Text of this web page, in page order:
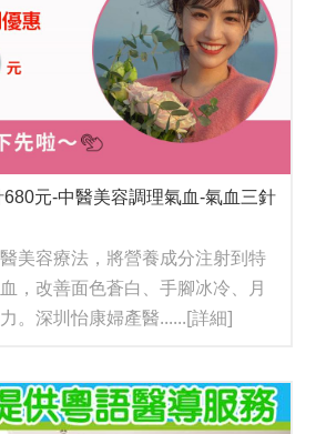
元-中醫美容調理氣血-氣血三針
美容療法，將營養成分注射到特
，改善面色蒼白、手腳冰冷、月
。深圳怡康婦產醫......[詳細]